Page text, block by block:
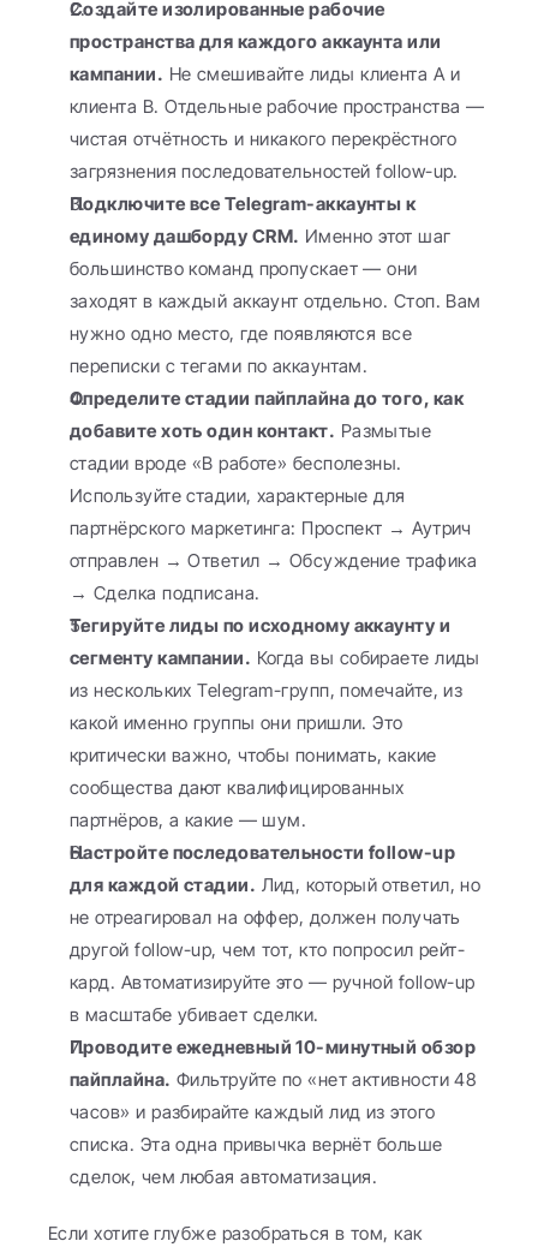
Создайте изолированные рабочие
пространства для каждого аккаунта или
кампании. Не смешивайте лиды клиента A и
клиента B. Отдельные рабочие пространства —
чистая отчётность и никакого перекрёстного
загрязнения последовательностей follow-up.
Подключите все Telegram-аккаунты к
единому дашборду CRM. Именно этот шаг
большинство команд пропускает — они
заходят в каждый аккаунт отдельно. Стоп. Вам
нужно одно место, где появляются все
переписки с тегами по аккаунтам.
Определите стадии пайплайна до того, как
добавите хоть один контакт. Размытые
стадии вроде «В работе» бесполезны.
Используйте стадии, характерные для
партнёрского маркетинга: Проспект → Аутрич
отправлен → Ответил → Обсуждение трафика
→ Сделка подписана.
Тегируйте лиды по исходному аккаунту и
сегменту кампании. Когда вы собираете лиды
из нескольких Telegram-групп, помечайте, из
какой именно группы они пришли. Это
критически важно, чтобы понимать, какие
сообщества дают квалифицированных
партнёров, а какие — шум.
Настройте последовательности follow-up
для каждой стадии. Лид, который ответил, но
не отреагировал на оффер, должен получать
другой follow-up, чем тот, кто попросил рейт-
кард. Автоматизируйте это — ручной follow-up
в масштабе убивает сделки.
Проводите ежедневный 10-минутный обзор
пайплайна. Фильтруйте по «нет активности 48
часов» и разбирайте каждый лид из этого
списка. Эта одна привычка вернёт больше
сделок, чем любая автоматизация.
Если хотите глубже разобраться в том, как